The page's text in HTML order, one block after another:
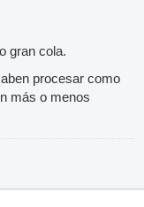
gran cola.
procesar como
más o menos